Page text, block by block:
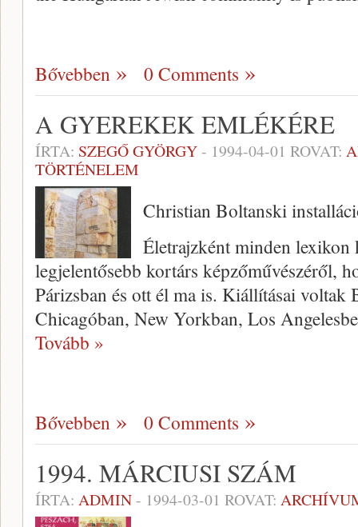
Bővebben 0 Comments
A GYEREKEK EMLÉKÉRE
ÍRTA: SZEGŐ GYÖRGY- 1994-04-01 ROVAT:
TÖRTÉNELEM
Christian Boltanski
Életrajzként minden
legjelentősebb kortárs képzőművészéről,
Párizsban és ott él ma is. Kiállításai voltak
Chicagóban, New York­ban, Los
Tovább »
Bővebben 0 Comments
1994. MÁRCIUSI SZÁM
ÍRTA: ADMIN- 1994-03-01 ROVAT: